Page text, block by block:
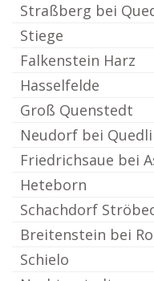
Straßberg bei
Stiege
Falkenstein Harz
Hasselfelde
Groß Quenstedt
Neudorf bei
Friedrichsaue bei
Heteborn
Schachdorf
Breitenstein bei
Schielo